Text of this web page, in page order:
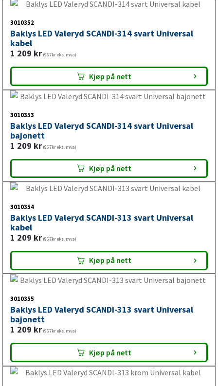
viktig å kontrollere at lykten har riktig funksjon, kontakt,
montering og størrelse.
LED baklykt til campingvogn
Campingvogner krever tydelig og pålitelig belysning,
spesielt ved langkjøring og kjøring i mørke. LED baklykt til
campingvogn må passe til vognens elektriske system og
eksisterende monteringsløsning.
LED baklykt til båthenger
Båthengere kan utsettes for fukt, smuss og krevende
forhold ved sjøsetting og opptrekk. Derfor er det viktig å
kontrollere LED baklykt, kontakter og ledningsnett
regelmessig og bytte deler ved skade eller feil.
LED baklykt til bilhenger
Bilhengere trenger korrekt baklys for sikker transport og
tydelig signalgivning til andre trafikanter. LED baklykt til
bilhenger må velges ut fra hengerens krav til lysfunksjoner,
montering og tilkobling.
LED baklykt til hestehenger
3010352
Baklys LED Valeryd SCANDI-314 svart Universal
kabel
1 209 kr (967kr eks. mva)
Kjøp på nett
3010353
Baklys LED Valeryd SCANDI-314 svart Universal
bajonett
1 209 kr (967kr eks. mva)
Kjøp på nett
3010354
Baklys LED Valeryd SCANDI-313 svart Universal
kabel
1 209 kr (967kr eks. mva)
Kjøp på nett
3010355
Baklys LED Valeryd SCANDI-313 svart Universal
bajonett
1 209 kr (967kr eks. mva)
Kjøp på nett